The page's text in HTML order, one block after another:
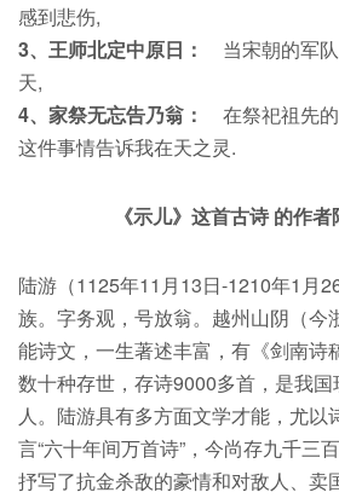
感到悲伤,
3、王师北定中原日：
当宋朝的军
天,
4、家祭无忘告乃翁：
在祭祀祖先
这件事情告诉我在天之灵.
《示儿》这首古诗 的作者
陆游（1125年11月13日-1210年1月
族。字务观，号放翁。越州山阴（今
能诗文，一生著述丰富，有《剑南诗
数十种存世，存诗9000多首，是我
人。陆游具有多方面文学才能，尤以
言“六十年间万首诗”，今尚存九千三
抒写了抗金杀敌的豪情和对敌人、卖